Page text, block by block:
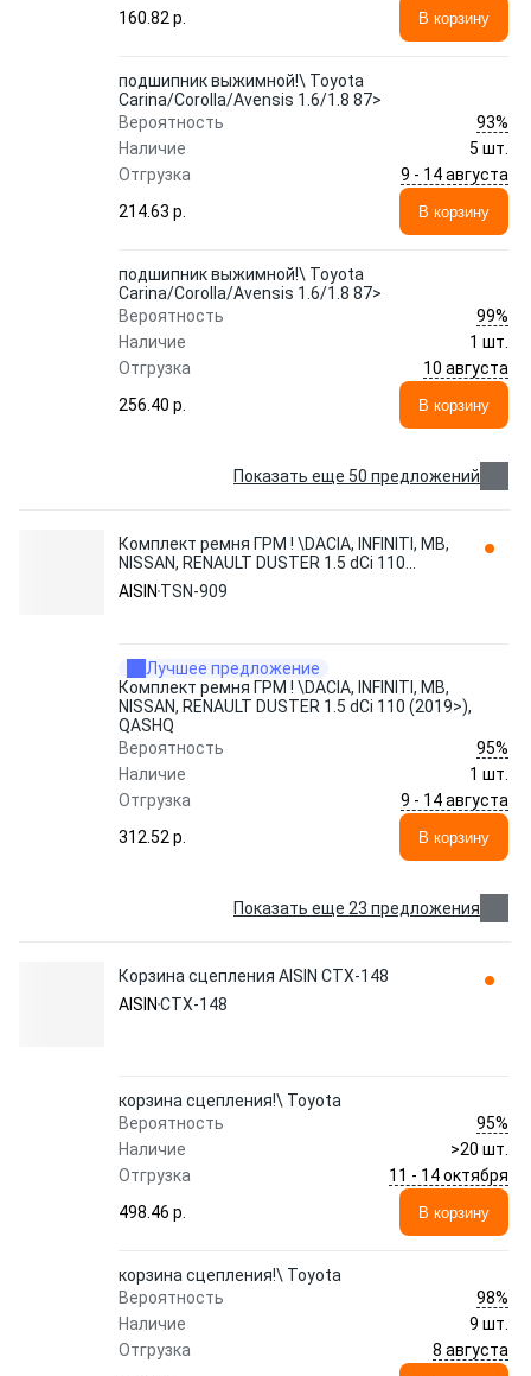
160.82 p.
В корзину
подшипник выжимной!\ Toyota
Carina/Corolla/Avensis 1.6/1.8 87>
Вероятность
93%
Наличие
5 шт.
Отгрузка
9 - 14 августа
214.63 p.
В корзину
подшипник выжимной!\ Toyota
Carina/Corolla/Avensis 1.6/1.8 87>
Вероятность
99%
Наличие
1 шт.
Отгрузка
10 августа
256.40 p.
В корзину
Показать еще 50 предложений
Комплект ремня ГРМ ! \DACIA, INFINITI, MB,
NISSAN, RENAULT DUSTER 1.5 dCi 110
(2019>), QASHQAI II 1. TSN-909 AISIN
AISIN TSN-909
Лучшее предложение
Комплект ремня ГРМ ! \DACIA, INFINITI, MB,
NISSAN, RENAULT DUSTER 1.5 dCi 110 (2019>),
QASHQ
Вероятность
95%
Наличие
1 шт.
Отгрузка
9 - 14 августа
312.52 p.
В корзину
Показать еще 23 предложения
Корзина сцепления AISIN CTX-148
AISIN CTX-148
корзина сцепления!\ Toyota
Вероятность
95%
Наличие
>20 шт.
Отгрузка
11 - 14 октября
498.46 p.
В корзину
корзина сцепления!\ Toyota
Вероятность
98%
Наличие
9 шт.
Отгрузка
8 августа